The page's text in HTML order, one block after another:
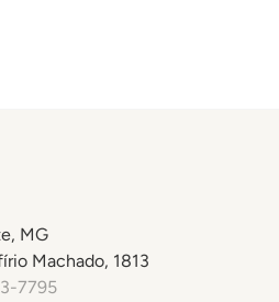
de Espécies
Flora e Fauna de
MG
Machado, 1813
7795